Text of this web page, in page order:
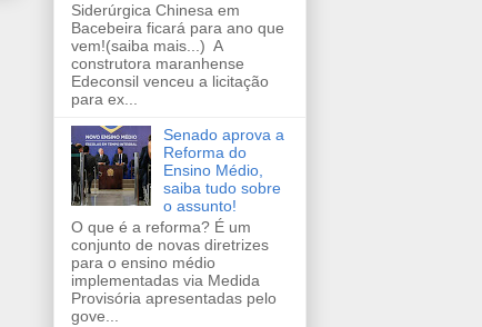
Siderúrgica Chinesa em
Bacebeira ficará para ano que
vem!(saiba mais...) A
construtora maranhense
Edeconsil venceu a licitação
para ex...
Senado aprova a
Reforma do
Ensino Médio,
saiba tudo sobre
o assunto!
O que é a reforma? É um
conjunto de novas diretrizes
para o ensino médio
implementadas via Medida
Provisória apresentadas pelo
gove...